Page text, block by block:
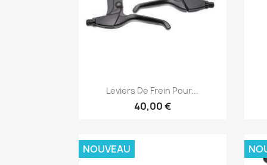
Aperçu rapide
Leviers De Frein Pour...
40,00 €
NOUVEAU